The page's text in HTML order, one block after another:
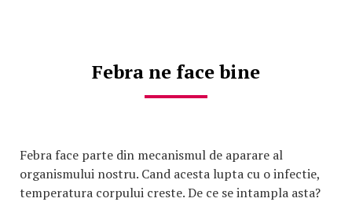
Febra ne face bine
Febra face parte din mecanismul de aparare al
organismului nostru. Cand acesta lupta cu o infectie,
temperatura corpului creste. De ce se intampla asta?